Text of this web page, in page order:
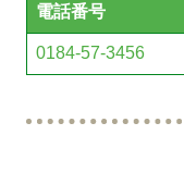
電話番号
0184-57-3456